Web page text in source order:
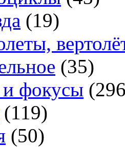
(19)
(35)
фокусы
(119)
(50)